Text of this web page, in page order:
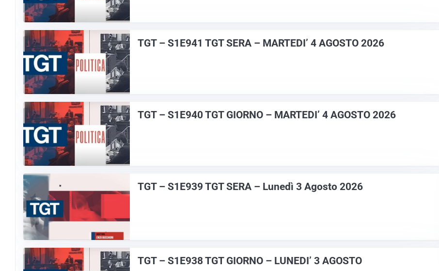
TGT – S1E941 TGT SERA – MARTEDI’ 4 AGOSTO 2026
TGT – S1E940 TGT GIORNO – MARTEDI’ 4 AGOSTO 2026
TGT – S1E939 TGT SERA – Lunedì 3 Agosto 2026
TGT – S1E938 TGT GIORNO – LUNEDI’ 3 AGOSTO